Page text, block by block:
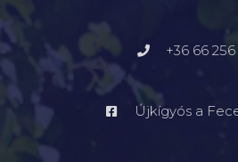
+36 66 256
Újkígyós a